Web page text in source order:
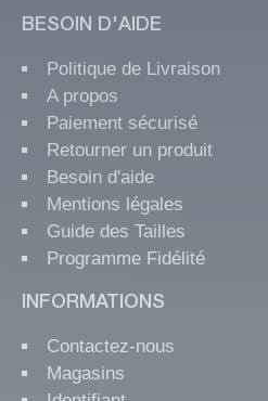
BESOIN D'AIDE
Politique de Livraison
A propos
Paiement sécurisé
Retourner un produit
Besoin d'aide
Mentions légales
Guide des Tailles
Programme Fidélité
INFORMATIONS
Contactez-nous
Magasins